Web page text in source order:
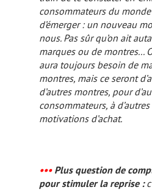
consommateurs du
d’émerger : un nouveau
nous. Pas sûr qu’on ait
marques ou de montres...
aura toujours besoin de
montres, mais ce seront
d’autres montres, pour
consommateurs, à
motivations d’achat.
•••Plus question de
pour stimuler la reprise :